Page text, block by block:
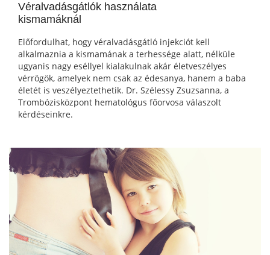
Véralvadásgátlók használata
kismamáknál
Előfordulhat, hogy véralvadásgátló injekciót kell
alkalmaznia a kismamának a terhessége alatt, nélküle
ugyanis nagy eséllyel kialakulnak akár életveszélyes
vérrögök, amelyek nem csak az édesanya, hanem a baba
életét is veszélyeztethetik. Dr. Szélessy Zsuzsanna, a
Trombózisközpont hematológus főorvosa válaszolt
kérdéseinkre.